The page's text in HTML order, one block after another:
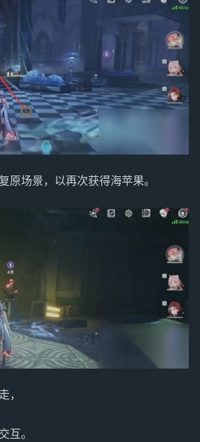
原场景，以再次获得海苹果。
，
互。